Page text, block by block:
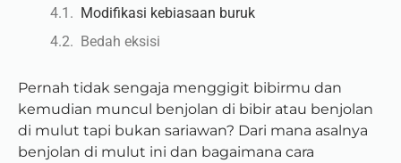
Modifikasi kebiasaan buruk
Bedah eksisi
Pernah tidak sengaja menggigit bibirmu dan
kemudian muncul benjolan di bibir atau benjolan
di mulut tapi bukan sariawan? Dari mana asalnya
benjolan di mulut ini dan bagaimana cara